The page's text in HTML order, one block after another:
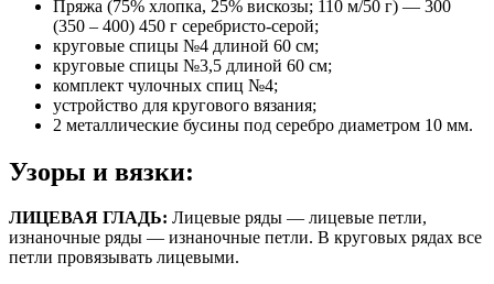
Пряжа (75% хлопка, 25% вискозы; 110 м/50 г) — 300
(350 – 400) 450 г серебристо-серой;
круговые спицы №4 длиной 60 см;
круговые спицы №3,5 длиной 60 см;
комплект чулочных спиц №4;
устройство для кругового вязания;
2 металлические бусины под серебро диаметром 10 мм.
Узоры и вязки:
ЛИЦЕВАЯ ГЛАДЬ: Лицевые ряды — лицевые петли,
изнаночные ряды — изнаночные петли. В круговых рядах все
петли провязывать лицевыми.